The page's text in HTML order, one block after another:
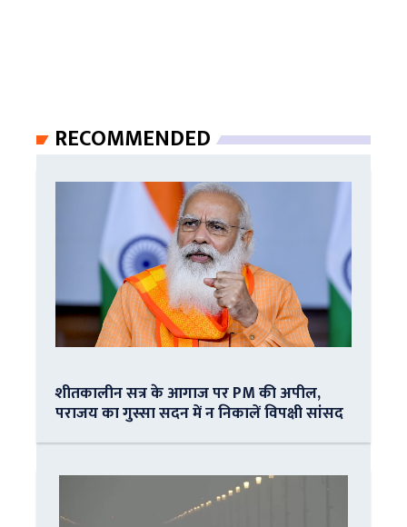
RECOMMENDED
शीतकालीन सत्र के आगाज पर PM की अपील,
पराजय का गुस्सा सदन में न निकालें विपक्षी सांसद